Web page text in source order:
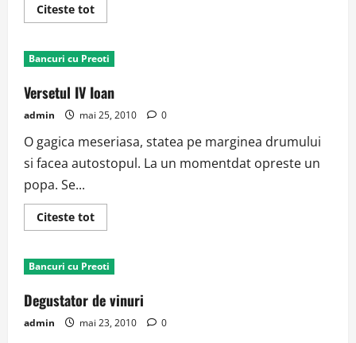
Citeste totRead
more
timpul
spovedaniei
Bancuri cu Preoti
Versetul IV Ioan
admin mai 25, 2010 0
O gagica meseriasa, statea pe marginea drumului
si facea autostopul. La un momentdat opreste un
popa. Se...
Citeste totRead
more
IV
Ioan
Bancuri cu Preoti
Degustator de vinuri
admin mai 23, 2010 0